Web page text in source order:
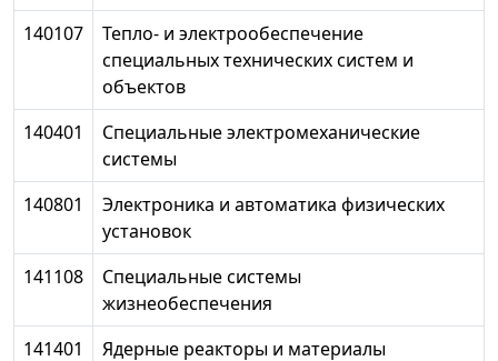
140107
Тепло- и электрообеспечение
специальных технических систем и
объектов
140401
Специальные электромеханические
системы
140801
Электроника и автоматика физических
установок
141108
Специальные системы
жизнеобеспечения
141401
Ядерные реакторы и материалы